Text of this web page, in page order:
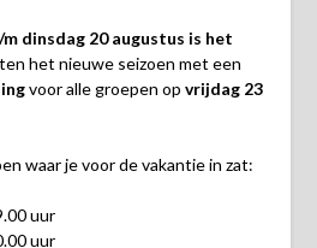
dinsdag 20 augustus is het
het nieuwe seizoen met een
voor alle groepen op vrijdag 23
waar je voor de vakantie in zat:
uur
uur